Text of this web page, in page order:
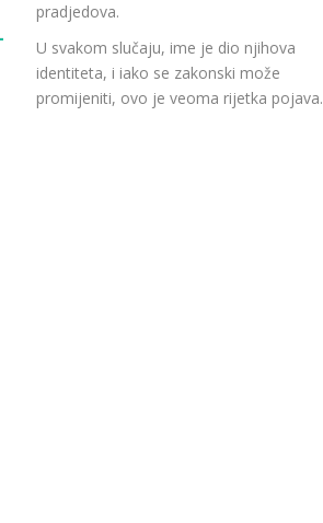
pradjedova.
U svakom slučaju, ime je dio njihova
identiteta, i iako se zakonski može
promijeniti, ovo je veoma rijetka pojava.